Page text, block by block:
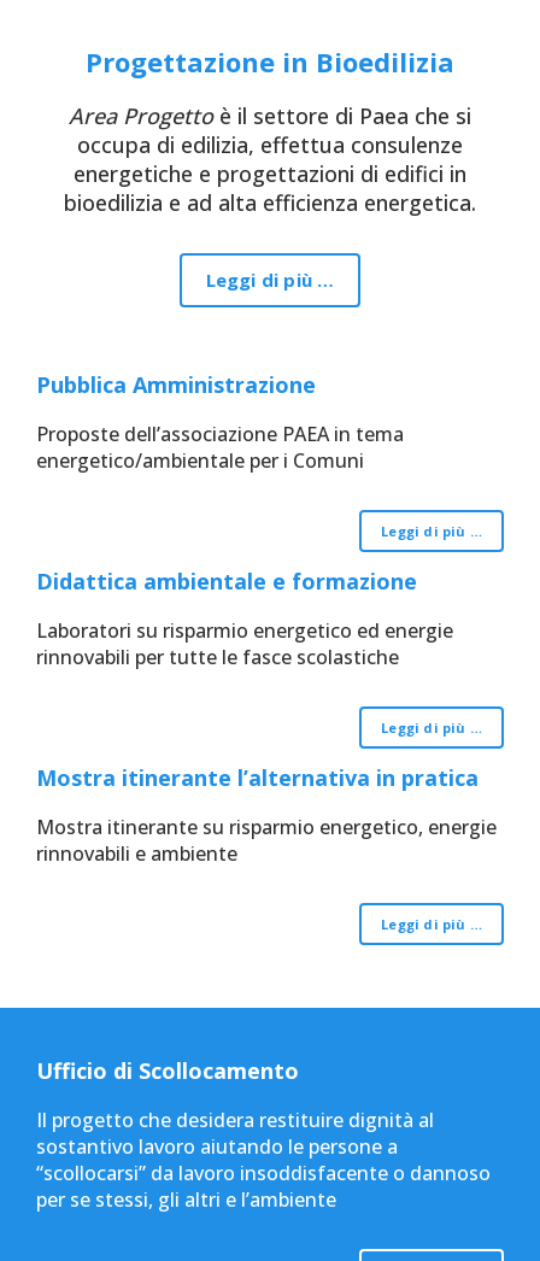
Progettazione in Bioedilizia
Area Progettoè il settore di Paea che si
occupa di edilizia, effettua consulenze
energetiche e progettazioni di edifici in
bioedilizia e ad alta efficienza energetica.
Leggi di più …
Pubblica Amministrazione
Proposte dell’associazione PAEA in tema
energetico/ambientale per i Comuni
Leggi di più …
Didattica ambientale e formazione
Laboratori su risparmio energetico ed energie
rinnovabili per tutte le fasce scolastiche
Leggi di più …
Mostra itinerante l’alternativa in pratica
Mostra itinerante su risparmio energetico, energie
rinnovabili e ambiente
Leggi di più …
Ufficio di Scollocamento
Il progetto che desidera restituire dignità al
sostantivo lavoro aiutando le persone a
“scollocarsi” da lavoro insoddisfacente o dannoso
per se stessi, gli altri e l’ambiente